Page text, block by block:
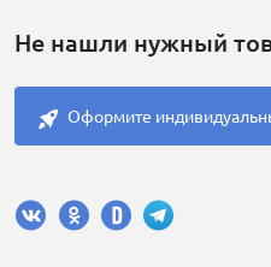
Не нашли нужный
Оформите